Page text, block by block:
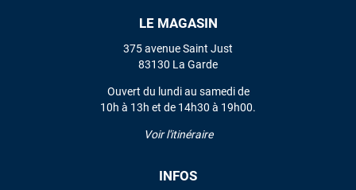
LE MAGASIN
375 avenue Saint Just
83130 La Garde
Ouvert du lundi au samedi de
10h à 13h et de 14h30 à 19h00.
Voir l'itinéraire
INFOS